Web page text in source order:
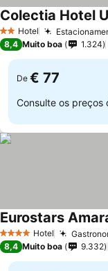
2 Estrelas
Hotel
Colectia Hotel
8,4 Muito boa 1.324
De € 77
Consulte os preços
4 EstrelasHotel
Eurostars
8,4 Muito boa 9.332